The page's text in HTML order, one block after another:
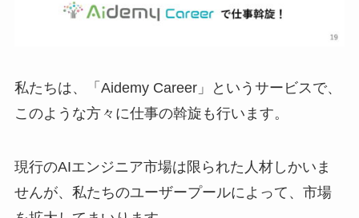
私たちは、「Aidemy Career」というサービスで、
このような方々に仕事の斡旋も行います。
現行のAIエンジニア市場は限られた人材しかいま
せんが、私たちのユーザープールによって、市場